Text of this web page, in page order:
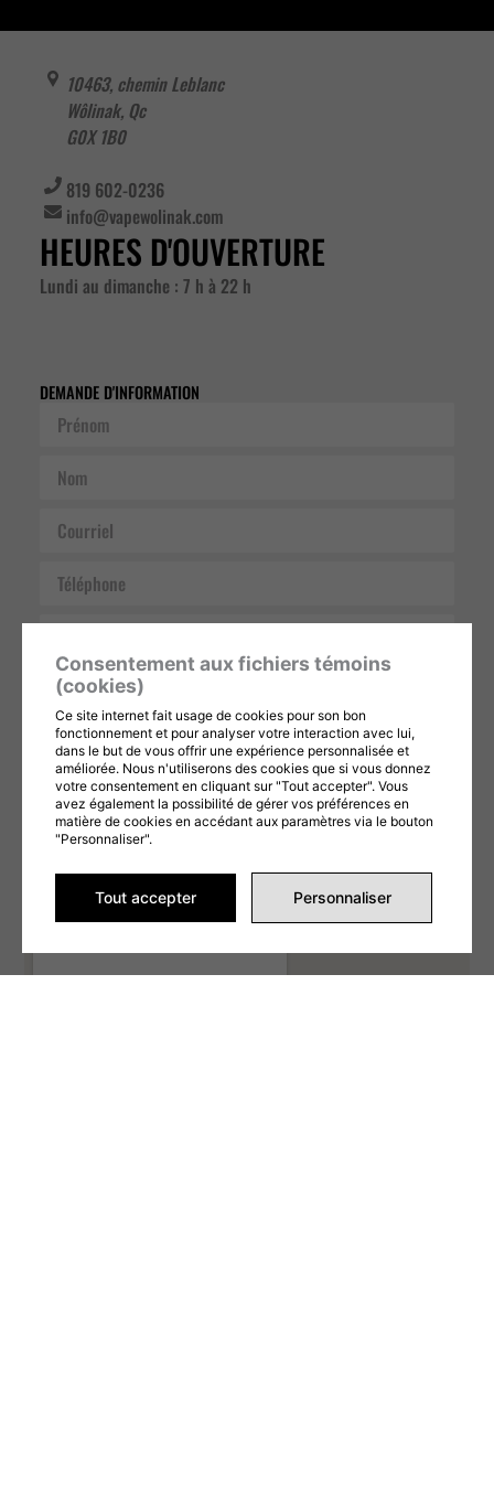
10463, chemin Leblanc
Wôlinak, Qc
G0X 1B0
819 602-0236
info@vapewolinak.com
HEURES D'OUVERTURE
Lundi au dimanche : 7 h à 22 h
DEMANDE D'INFORMATION
Message
Ce formulaire est protégé par reCAPTCHA et lesPolitiques de confidentialité
Conditions d'utilisationde Google s'appliquent. En remplissant ce formulaire,
vous consentez à partager vos informations conformément à nos
d'utilisationetpolitique de confidentialité .
ENVOYER LA DEMANDE
Consentement aux fichiers témoins
(cookies)
Ce site internet fait usage de cookies pour son bon
fonctionnement et pour analyser votre interaction avec lui,
dans le but de vous offrir une expérience personnalisée et
améliorée. Nous n'utiliserons des cookies que si vous donnez
votre consentement en cliquant sur "Tout accepter". Vous
avez également la possibilité de gérer vos préférences en
matière de cookies en accédant aux paramètres via le bouton
"Personnaliser".
Tout accepter Personnaliser